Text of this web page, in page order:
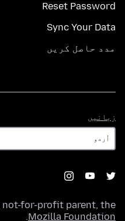
Reset Password
Sync Your Data
مدد حاصل کریں
زبانیں
not-for-profit parent, the
Mozilla Foundation
.